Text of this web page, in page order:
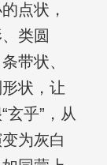
点状，
类圆
带状、
状，让
玄乎”，从
为灰白